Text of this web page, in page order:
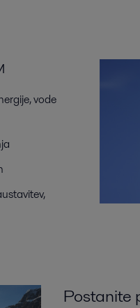
vode
Postanite